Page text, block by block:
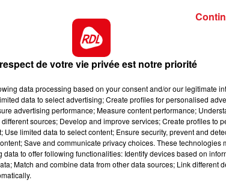
12h00 - 13h00
RDL & VOUS
fois il était avec ses fers, ce coup-ci il sera
5 x le temps de se mettre bien en
sait finir vite. Sa place est à l'arrivée.
preuve d'une grande régularité et même si
une belle performance.
de catégorie, mais elle est en forme.
souvent des 5 éme place. En cas de
de votre vie privée est notre priorité
data processing based on your consent and/or our legitimate
data to select advertising; Create profiles for personalised
advertising performance; Measure content performance;
sources; Develop and improve services; Create profiles to
limited data to select content; Ensure security, prevent and
Save and communicate privacy choices. These technologies
to offer following functionalities: Identify devices based on
Match and combine data from other data sources; Link different